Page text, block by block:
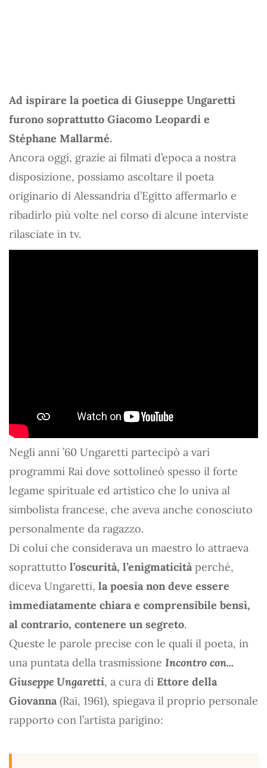
Ad ispirare la poetica di Giuseppe Ungaretti
furono soprattutto Giacomo Leopardi e
Stéphane Mallarmé.
Ancora oggi, grazie ai filmati d’epoca a nostra
disposizione, possiamo ascoltare il poeta
originario di Alessandria d’Egitto affermarlo e
ribadirlo più volte nel corso di alcune interviste
rilasciate in tv.
Negli anni ’60 Ungaretti partecipò a vari
programmi Rai dove sottolineò spesso il forte
legame spirituale ed artistico che lo univa al
simbolista francese, che aveva anche conosciuto
personalmente da ragazzo.
Di colui che considerava un maestro lo attraeva
soprattutto l’oscurità, l’enigmaticità perché,
diceva Ungaretti, la poesia non deve essere
immediatamente chiara e comprensibile bensì,
al contrario, contenere un segreto.
Queste le parole precise con le quali il poeta, in
una puntata della trasmissione Incontro con...
Giuseppe Ungaretti, a cura di Ettore della
Giovanna (Rai, 1961), spiegava il proprio personale
rapporto con l’artista parigino: